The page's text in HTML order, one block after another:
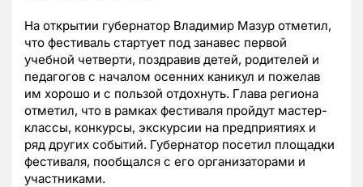
На открытии губернатор Владимир Мазур отметил,
что фестиваль стартует под занавес первой
учебной четверти, поздравив детей, родителей и
педагогов с началом осенних каникул и пожелав
им хорошо и с пользой отдохнуть. Глава региона
отметил, что в рамках фестиваля пройдут мастер-
классы, конкурсы, экскурсии на предприятиях и
ряд других событий. Губернатор посетил площадки
фестиваля, пообщался с его организаторами и
участниками.